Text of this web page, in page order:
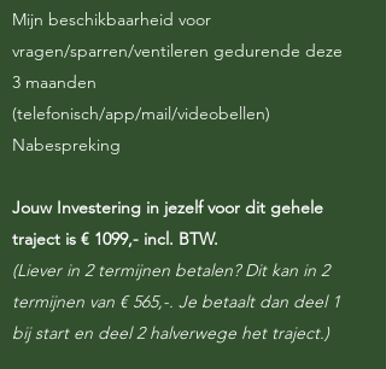
Mijn beschikbaarheid voor
vragen/sparren/ventileren gedurende deze
3 maanden
(telefonisch/app/mail/videobellen)
Nabespreking
Jouw Investering in jezelf voor dit gehele
traject is € 1099,- incl. BTW.
(Liever in 2 termijnen betalen? Dit kan in 2
termijnen van € 565,-. Je betaalt dan deel 1
bij start en deel 2 halverwege het traject.)